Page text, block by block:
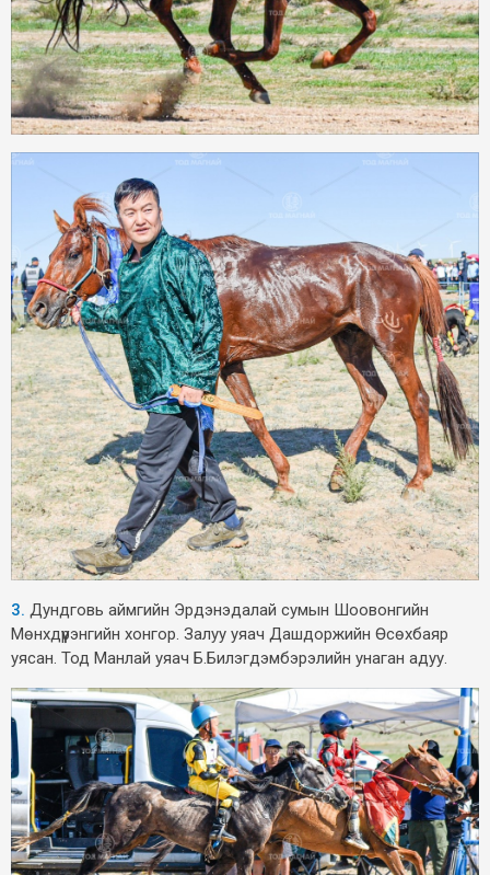
3. Дундговь аймгийн Эрдэнэдалай сумын Шоовонгийн
Мөнхдүүрэнгийн хонгор. Залуу уяач Дашдоржийн Өсөхбаяр
уясан. Тод Манлай уяач Б.Билэгдэмбэрэлийн унаган адуу.